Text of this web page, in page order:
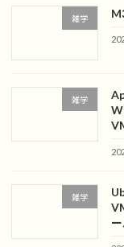
雑学
雑学
雑学